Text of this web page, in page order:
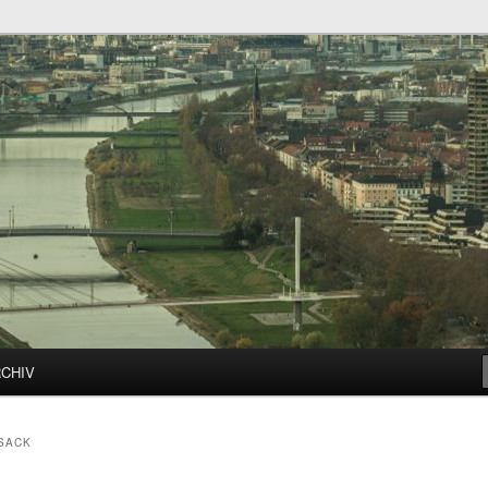
Gemeinderat
– Mannheim für alle!